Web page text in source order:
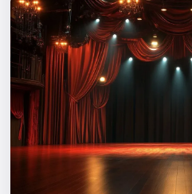
Выставки
Квесты
Экскурсии
Спорт
События